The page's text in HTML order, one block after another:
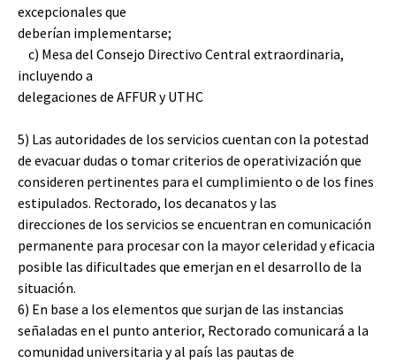
excepcionales que
deberían implementarse;
c) Mesa del Consejo Directivo Central extraordinaria,
incluyendo a
delegaciones de AFFUR y UTHC
5) Las autoridades de los servicios cuentan con la potestad
de evacuar dudas o tomar criterios de operativización que
consideren pertinentes para el cumplimiento o de los fines
estipulados. Rectorado, los decanatos y las
direcciones de los servicios se encuentran en comunicación
permanente para procesar con la mayor celeridad y eficacia
posible las dificultades que emerjan en el desarrollo de la
situación.
6) En base a los elementos que surjan de las instancias
señaladas en el punto anterior, Rectorado comunicará a la
comunidad universitaria y al país las pautas de